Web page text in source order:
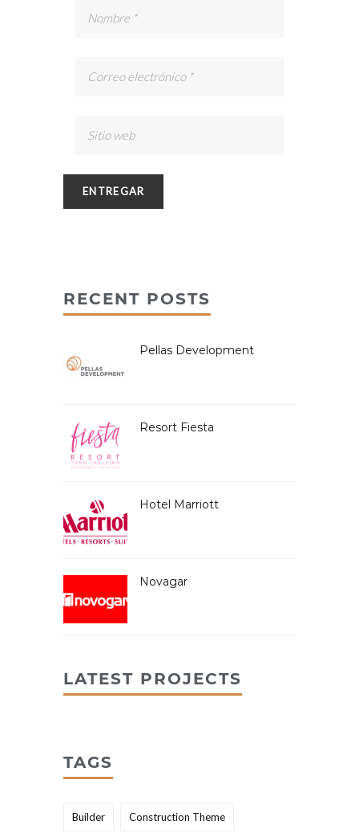
RECENT POSTS
Pellas Development
Resort Fiesta
Hotel Marriott
Novagar
LATEST PROJECTS
TAGS
Builder Construction Theme